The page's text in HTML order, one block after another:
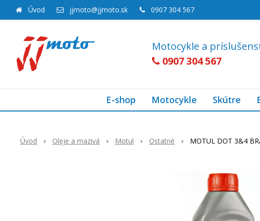
Motocykle a
0907 304 567
Úvod jjmoto@jjmoto.sk 0907 304 567
E-shop Motocykle Skútre
Úvod Oleje a mazivá Motul Ostatné MOTUL DOT 3&4